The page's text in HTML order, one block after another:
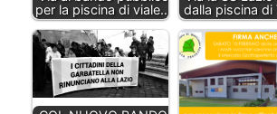
per la piscina di viale…
dalla piscina di